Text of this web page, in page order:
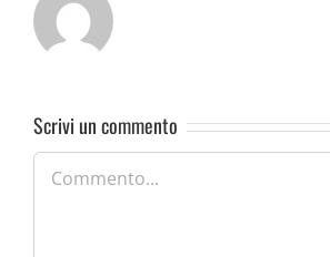
Scrivi un commento
Commento